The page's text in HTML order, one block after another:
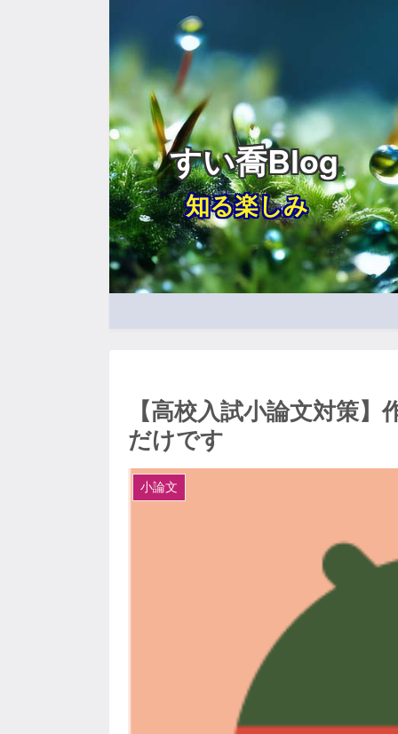
すい喬Blog
知る楽しみ
【高校入試小論文対策
だけです
小論文